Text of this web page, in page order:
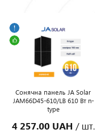
Сонячна панель JA Solar
JAM66D45-610/LB 610 Вт n-
type
4 257.00 UAH / шт.